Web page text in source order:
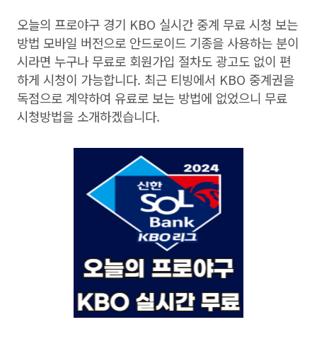
오늘의 프로야구 경기 KBO 실시간 중계 무료 시청 보는
방법 모바일 버전으로 안드로이드 기종을 사용하는 분이
시라면 누구나 무료로 회원가입 절차도 광고도 없이 편
하게 시청이 가능합니다. 최근 티빙에서 KBO 중계권을
독점으로 계약하여 유료로 보는 방법에 없었으니 무료
시청방법을 소개하겠습니다.